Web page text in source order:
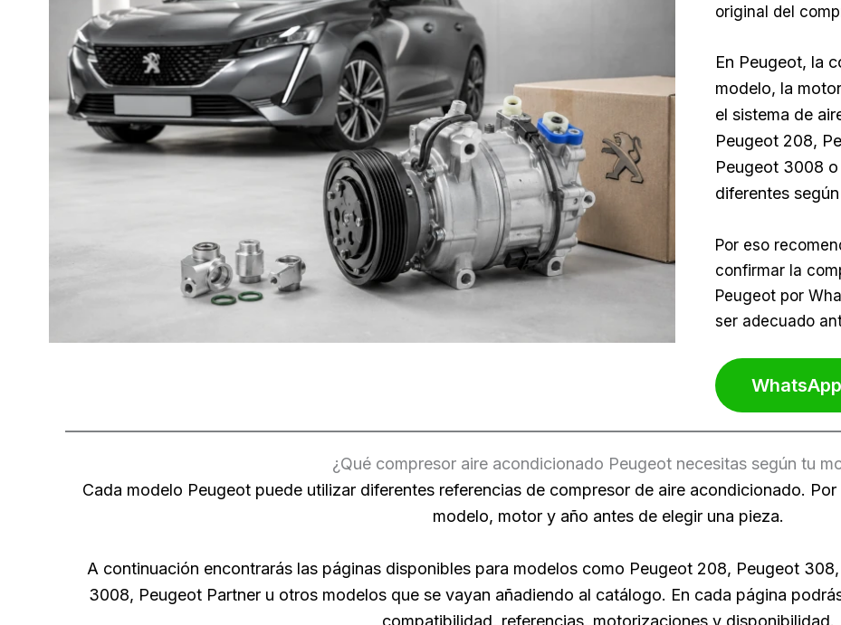
original del
En Peugeot, la
modelo, la
el sistema de
Peugeot 208,
Peugeot 3008
diferentes
Por eso
confirmar la
Peugeot por
ser adecuado
WhatsApp
¿Qué compresor aire acondicionado Peugeot necesitas según tu
Cada modelo Peugeot puede utilizar diferentes referencias de compresor de aire acondicionado.
modelo, motor y año antes de elegir una pieza.
A continuación encontrarás las páginas disponibles para modelos como Peugeot 208, Peugeot
3008, Peugeot Partner u otros modelos que se vayan añadiendo al catálogo. En cada página
compatibilidad, referencias, motorizaciones y disponibilidad.